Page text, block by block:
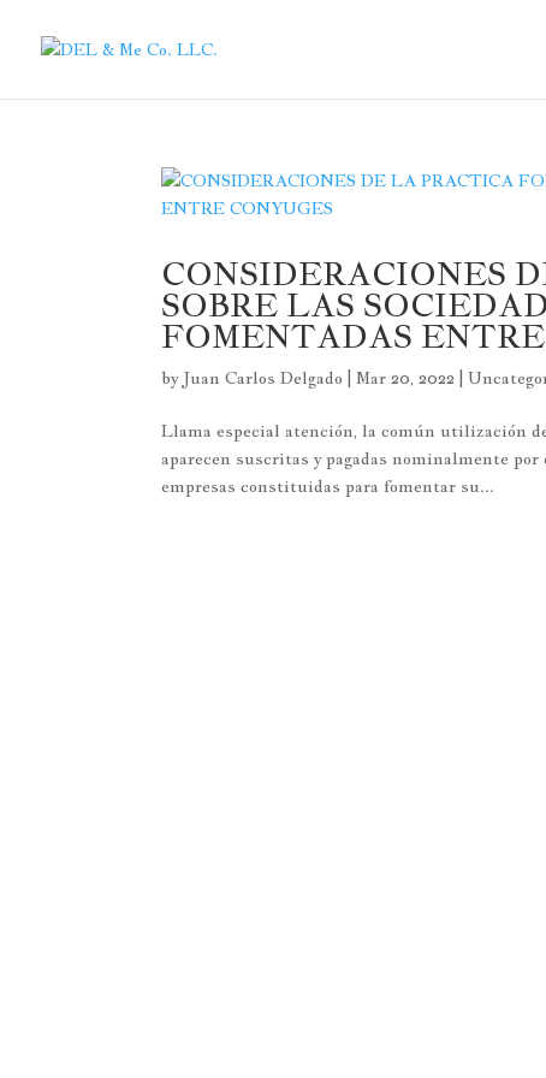
CONSIDERACIONES
SOBRE LAS
FOMENTADAS
by Juan Carlos Delgado |Mar 20, 2022 |
Llama especial atención, la común utilización
aparecen suscritas y pagadas nominalmente
empresas constituidas para fomentar su...